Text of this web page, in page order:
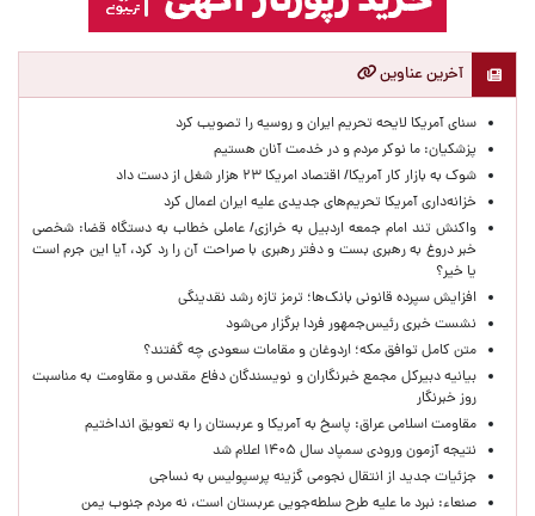
آخرین عناوین
سنای آمریکا لایحه تحریم ایران و روسیه را تصویب کرد
پزشکیان: ما نوکر مردم و در خدمت آنان هستیم
شوک به بازار کار آمریکا/ اقتصاد امریکا ۲۳ هزار شغل از دست داد
خزانه‌داری آمریکا تحریم‌های جدیدی علیه ایران اعمال کرد
واکنش تند امام جمعه اردبیل به خرازی/ عاملی خطاب به دستگاه قضا: شخصی
خبر دروغ به رهبری بست و دفتر رهبری با صراحت آن را رد کرد، آیا این جرم است
یا خیر؟
افزایش سپرده قانونی بانک‌ها؛ ترمز تازه رشد نقدینگی
نشست خبری رئیس‌جمهور فردا برگزار می‌شود
متن کامل توافق مکه؛ اردوغان و مقامات سعودی چه گفتند؟
بیانیه دبیرکل مجمع خبرنگاران و نویسندگان دفاع مقدس و مقاومت به مناسبت
روز خبرنگار
مقاومت اسلامی عراق: پاسخ به آمریکا و عربستان را به تعویق انداختیم
نتیجه آزمون ورودی سمپاد سال ۱۴۰۵ اعلام شد
جزئیات جدید از انتقال نجومی گزینه پرسپولیس به نساجی
صنعاء: نبرد ما علیه طرح سلطه‌جویی عربستان است، نه مردم جنوب یمن